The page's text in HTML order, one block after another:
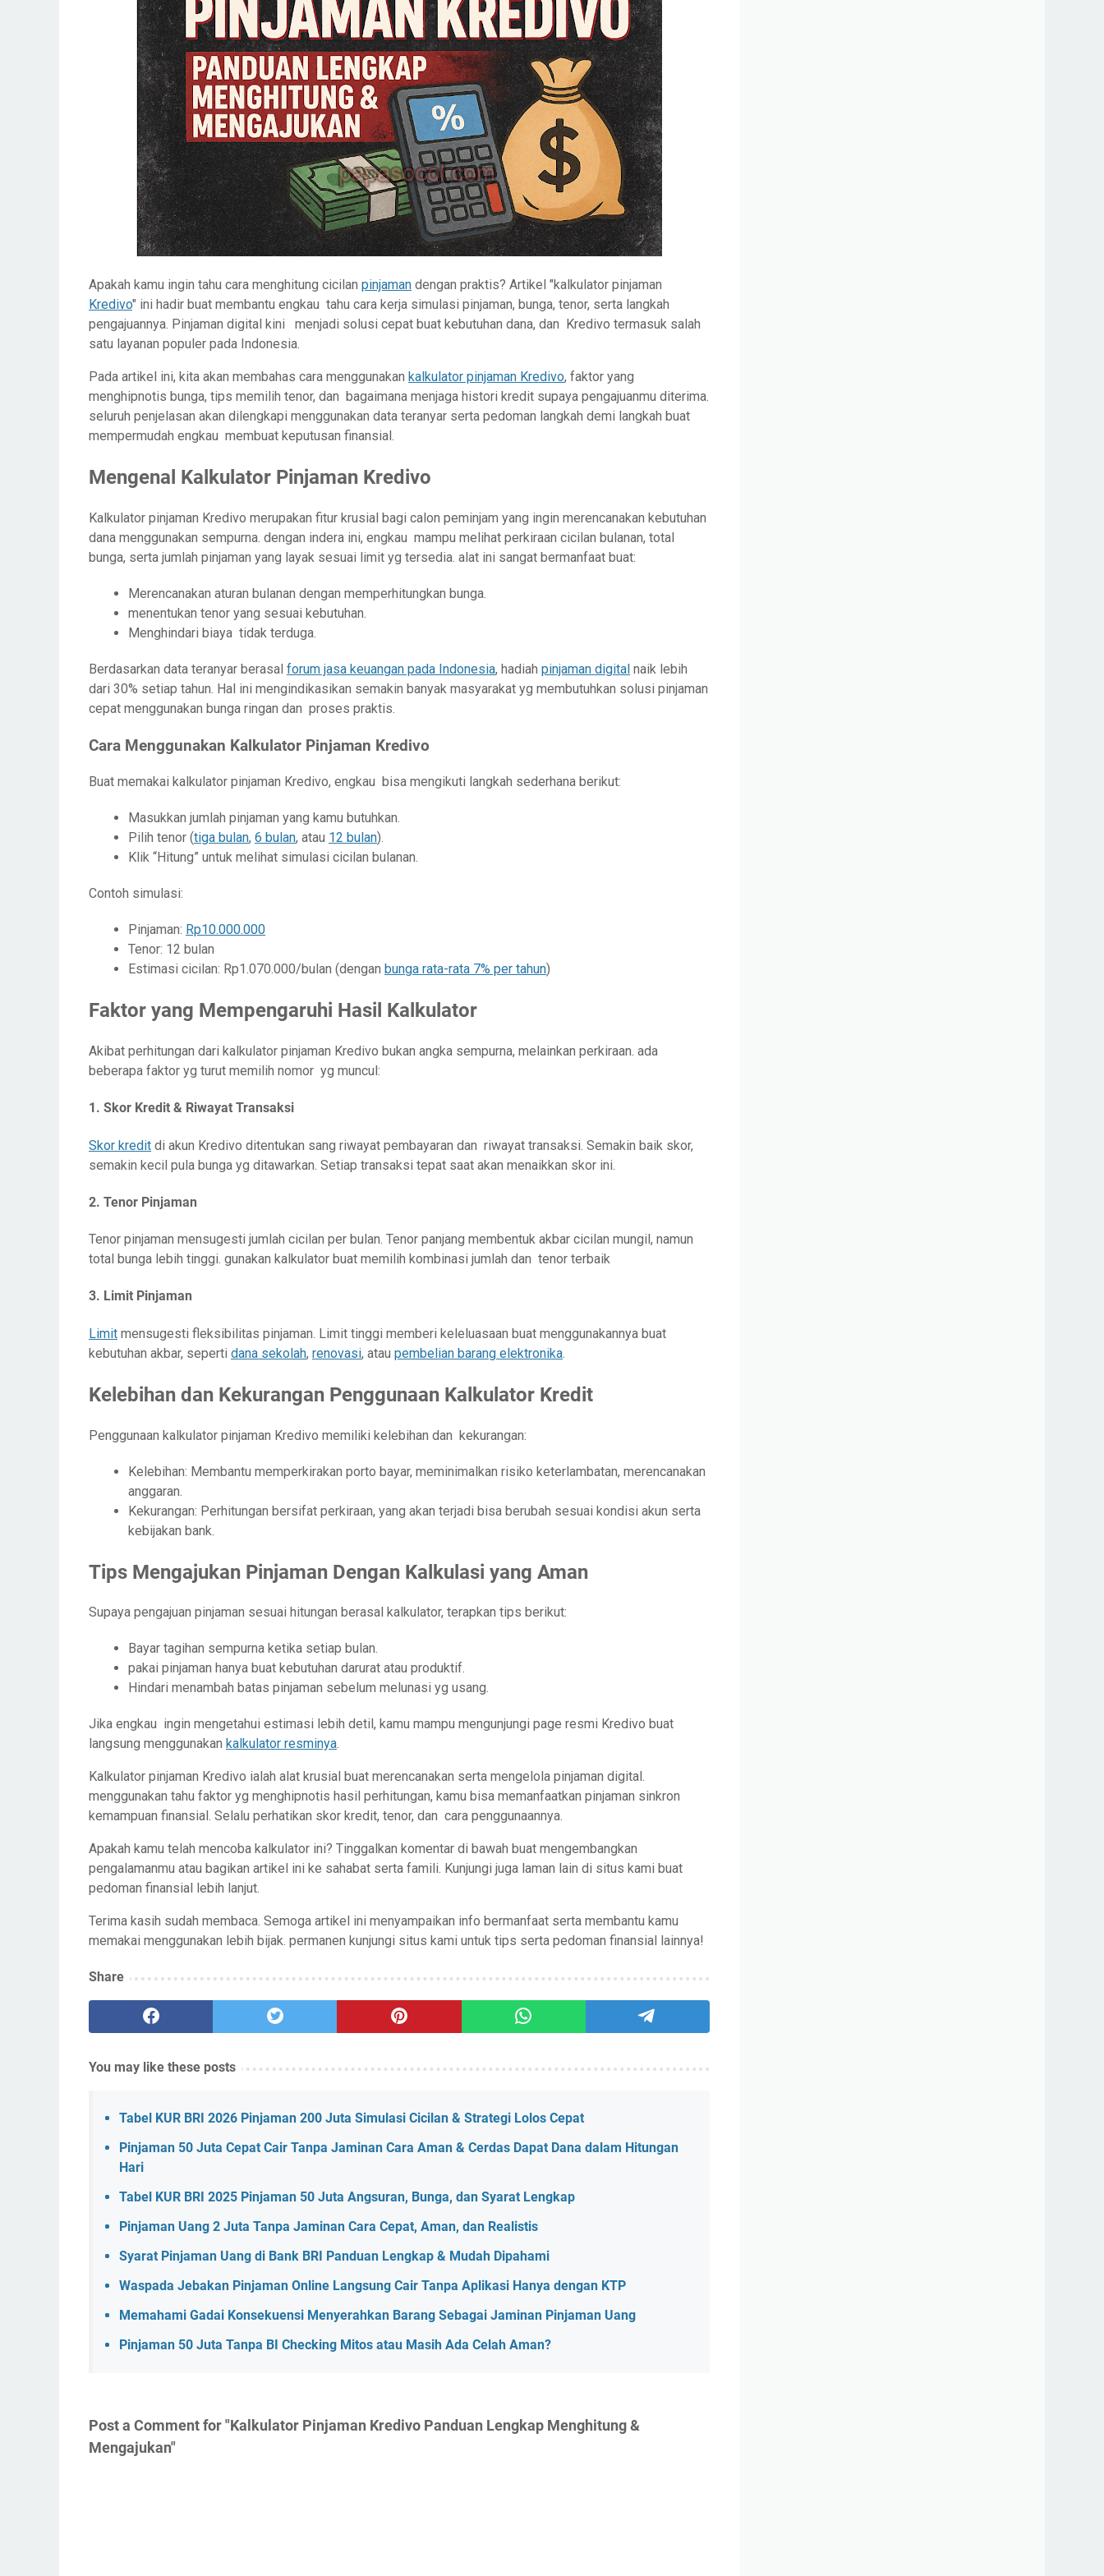
Apakah kamu ingin tahu cara menghitung cicilan pinjaman dengan praktis? Artikel "kalkulator pinjaman
Kredivo" ini hadir buat membantu engkau tahu cara kerja simulasi pinjaman, bunga, tenor, serta langkah
pengajuannya. Pinjaman digital kini menjadi solusi cepat buat kebutuhan dana, dan Kredivo termasuk salah
satu layanan populer pada Indonesia.
Pada artikel ini, kita akan membahas cara menggunakan kalkulator pinjaman Kredivo, faktor yang
menghipnotis bunga, tips memilih tenor, dan bagaimana menjaga histori kredit supaya pengajuanmu diterima.
seluruh penjelasan akan dilengkapi menggunakan data teranyar serta pedoman langkah demi langkah buat
mempermudah engkau membuat keputusan finansial.
Mengenal Kalkulator Pinjaman Kredivo
Kalkulator pinjaman Kredivo merupakan fitur krusial bagi calon peminjam yang ingin merencanakan kebutuhan
dana menggunakan sempurna. dengan indera ini, engkau mampu melihat perkiraan cicilan bulanan, total
bunga, serta jumlah pinjaman yang layak sesuai limit yg tersedia. alat ini sangat bermanfaat buat:
Merencanakan aturan bulanan dengan memperhitungkan bunga.
menentukan tenor yang sesuai kebutuhan.
Menghindari biaya tidak terduga.
Berdasarkan data teranyar berasal forum jasa keuangan pada Indonesia, hadiah pinjaman digital naik lebih
dari 30% setiap tahun. Hal ini mengindikasikan semakin banyak masyarakat yg membutuhkan solusi pinjaman
cepat menggunakan bunga ringan dan proses praktis.
Cara Menggunakan Kalkulator Pinjaman Kredivo
Buat memakai kalkulator pinjaman Kredivo, engkau bisa mengikuti langkah sederhana berikut:
Masukkan jumlah pinjaman yang kamu butuhkan.
Pilih tenor (tiga bulan, 6 bulan, atau 12 bulan).
Klik “Hitung” untuk melihat simulasi cicilan bulanan.
Contoh simulasi:
Pinjaman: Rp10.000.000
Tenor: 12 bulan
Estimasi cicilan: Rp1.070.000/bulan (dengan bunga rata-rata 7% per tahun)
Faktor yang Mempengaruhi Hasil Kalkulator
Akibat perhitungan dari kalkulator pinjaman Kredivo bukan angka sempurna, melainkan perkiraan. ada
beberapa faktor yg turut memilih nomor yg muncul:
1. Skor Kredit & Riwayat Transaksi
Skor kredit di akun Kredivo ditentukan sang riwayat pembayaran dan riwayat transaksi. Semakin baik skor,
semakin kecil pula bunga yg ditawarkan. Setiap transaksi tepat saat akan menaikkan skor ini.
2. Tenor Pinjaman
Tenor pinjaman mensugesti jumlah cicilan per bulan. Tenor panjang membentuk akbar cicilan mungil, namun
total bunga lebih tinggi. gunakan kalkulator buat memilih kombinasi jumlah dan tenor terbaik
3. Limit Pinjaman
Limit mensugesti fleksibilitas pinjaman. Limit tinggi memberi keleluasaan buat menggunakannya buat
kebutuhan akbar, seperti dana sekolah, renovasi, atau pembelian barang elektronika
Kelebihan dan Kekurangan Penggunaan Kalkulator Kredit
Penggunaan kalkulator pinjaman Kredivo memiliki kelebihan dan kekurangan:
Kelebihan: Membantu memperkirakan porto bayar, meminimalkan risiko keterlambatan, merencanakan
anggaran.
Kekurangan: Perhitungan bersifat perkiraan, yang akan terjadi bisa berubah sesuai kondisi akun serta
kebijakan bank.
Tips Mengajukan Pinjaman Dengan Kalkulasi yang Aman
Supaya pengajuan pinjaman sesuai hitungan berasal kalkulator, terapkan tips berikut:
Bayar tagihan sempurna ketika setiap bulan.
pakai pinjaman hanya buat kebutuhan darurat atau produktif.
Hindari menambah batas pinjaman sebelum melunasi yg usang.
Jika engkau ingin mengetahui estimasi lebih detil, kamu mampu mengunjungi page resmi Kredivo buat
langsung menggunakan kalkulator resminya.
Kalkulator pinjaman Kredivo ialah alat krusial buat merencanakan serta mengelola pinjaman digital.
menggunakan tahu faktor yg menghipnotis hasil perhitungan, kamu bisa memanfaatkan pinjaman sinkron
kemampuan finansial. Selalu perhatikan skor kredit, tenor, dan cara penggunaannya.
Apakah kamu telah mencoba kalkulator ini? Tinggalkan komentar di bawah buat mengembangkan
pengalamanmu atau bagikan artikel ini ke sahabat serta famili. Kunjungi juga laman lain di situs kami buat
pedoman finansial lebih lanjut.
Terima kasih sudah membaca. Semoga artikel ini menyampaikan info bermanfaat serta membantu kamu
memakai menggunakan lebih bijak. permanen kunjungi situs kami untuk tips serta pedoman finansial lainnya!
Share
You may like these posts
Tabel KUR BRI 2026 Pinjaman 200 Juta Simulasi Cicilan & Strategi Lolos Cepat
Pinjaman 50 Juta Cepat Cair Tanpa Jaminan Cara Aman & Cerdas Dapat Dana dalam Hitungan
Hari
Tabel KUR BRI 2025 Pinjaman 50 Juta Angsuran, Bunga, dan Syarat Lengkap
Pinjaman Uang 2 Juta Tanpa Jaminan Cara Cepat, Aman, dan Realistis
Syarat Pinjaman Uang di Bank BRI Panduan Lengkap & Mudah Dipahami
Waspada Jebakan Pinjaman Online Langsung Cair Tanpa Aplikasi Hanya dengan KTP
Memahami Gadai Konsekuensi Menyerahkan Barang Sebagai Jaminan Pinjaman Uang
Pinjaman 50 Juta Tanpa BI Checking Mitos atau Masih Ada Celah Aman?
Post a Comment for "Kalkulator Pinjaman Kredivo Panduan Lengkap Menghitung &
Mengajukan"